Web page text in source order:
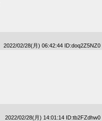
2022/02/28(月) 06:42:44 ID:doq2Z5NZ0
2022/02/28(月) 14:01:14 ID:tb2FZdhw0